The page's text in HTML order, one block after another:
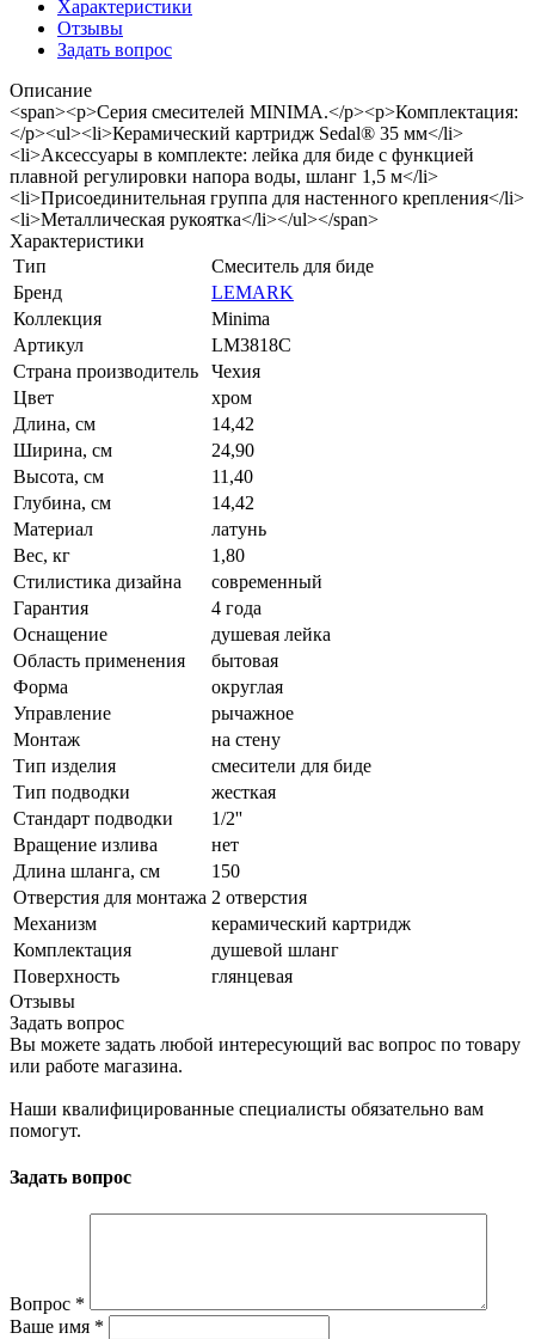
Характеристики
Отзывы
Задать вопрос
Описание
<span><p>Серия смесителей MINIMA.</p><p>Комплектация:
</p><ul><li>Керамический картридж Sedal® 35 мм</li>
<li>Аксессуары в комплекте: лейка для биде с функцией
плавной регулировки напора воды, шланг 1,5 м</li>
<li>Присоединительная группа для настенного крепления</li>
<li>Металлическая рукоятка</li></ul></span>
Характеристики
Тип
Смеситель для биде
Бренд
LEMARK
Коллекция
Minima
Артикул
LM3818C
Страна производитель
Чехия
Цвет
хром
Длина, см
14,42
Ширина, см
24,90
Высота, см
11,40
Глубина, см
14,42
Материал
латунь
Вес, кг
1,80
Стилистика дизайна
современный
Гарантия
4 года
Оснащение
душевая лейка
Область применения
бытовая
Форма
округлая
Управление
рычажное
Монтаж
на стену
Тип изделия
смесители для биде
Тип подводки
жесткая
Стандарт подводки
1/2''
Вращение излива
нет
Длина шланга, см
150
Отверстия для монтажа 2 отверстия
Механизм
керамический картридж
Комплектация
душевой шланг
Поверхность
глянцевая
Отзывы
Задать вопрос
Вы можете задать любой интересующий вас вопрос по товару
или работе магазина.
Наши квалифицированные специалисты обязательно вам
помогут.
Задать вопрос
Вопрос *
Ваше имя *